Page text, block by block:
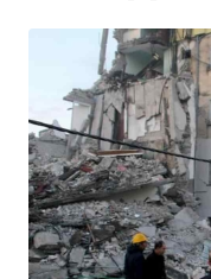
Gallery